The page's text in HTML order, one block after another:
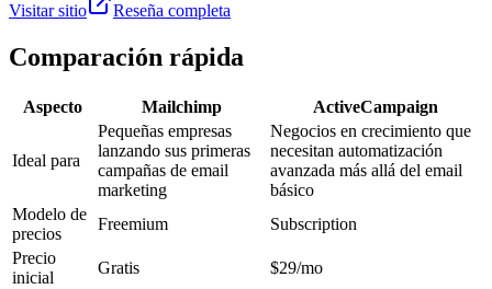
Visitar sitio Reseña completa
Comparación rápida
Aspecto Mailchimp ActiveCampaign
Ideal para
Pequeñas empresas
lanzando sus primeras
campañas de email
marketing
Negocios en crecimiento que
necesitan automatización
avanzada más allá del email
básico
Modelo de
precios
Freemium
Subscription
Precio
inicial
Gratis
$29/mo